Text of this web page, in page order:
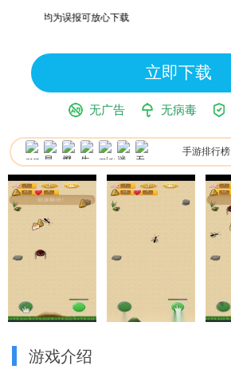
险，均为误报可放心下载
立即下载
无广告 无病毒
手游排行榜
游戏介绍